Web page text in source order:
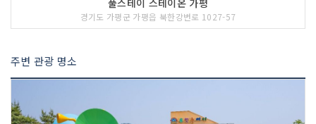
풀스테이 스테이온 가평
경기도 가평군 가평읍 북한강변로 1027-57
주변 관광 명소